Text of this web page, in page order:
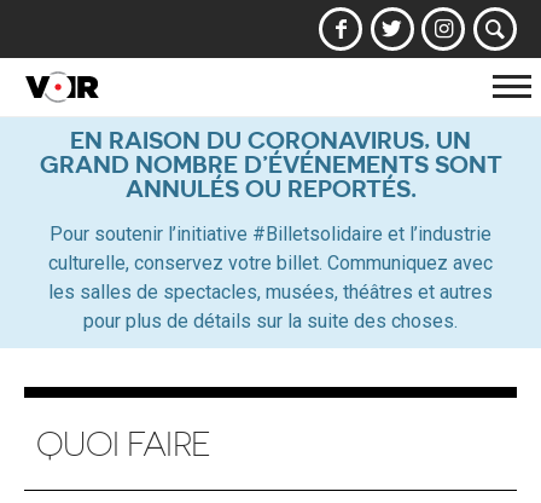
la
EN RAISON DU CORONAVIRUS, UN
GRAND NOMBRE D’ÉVÉNEMENTS SONT
ANNULÉS OU REPORTÉS.
Pour soutenir l’initiative #Billetsolidaire et l’industrie
culturelle, conservez votre billet. Communiquez avec
les salles de spectacles, musées, théâtres et autres
pour plus de détails sur la suite des choses.
QUOI FAIRE